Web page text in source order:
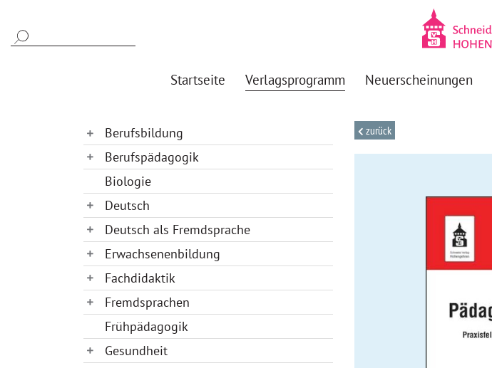
Startseite Verlagsprogramm Neuerscheinungen
zurück
Berufsbildung
Berufspädagogik
Biologie
Deutsch
Deutsch als Fremdsprache
Erwachsenenbildung
Fachdidaktik
Fremdsprachen
Frühpädagogik
Gesundheit